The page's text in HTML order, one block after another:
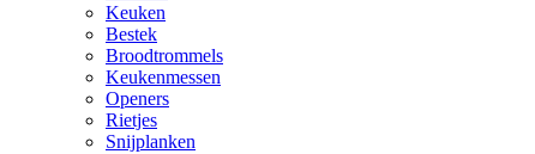
Keuken
Bestek
Broodtrommels
Keukenmessen
Openers
Rietjes
Snijplanken